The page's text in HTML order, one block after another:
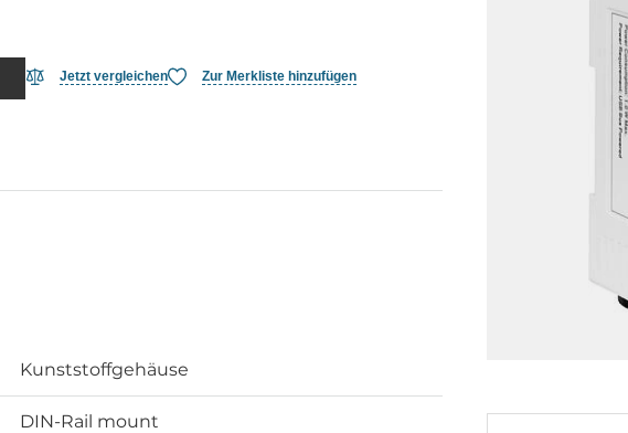
Jetzt vergleichen Zur Merkliste hinzufügen
Kunststoffgehäuse
DIN-Rail mount